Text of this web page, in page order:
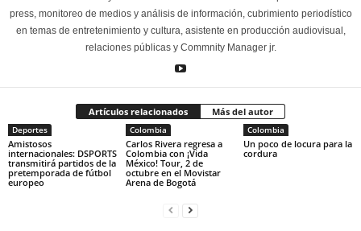
press, monitoreo de medios y análisis de información, cubrimiento periodístico
en temas de entretenimiento y cultura, asistente en producción audiovisual,
relaciones públicas y Commnity Manager jr.
Artículos relacionados Más del autor
Deportes
Amistosos
internacionales: DSPORTS
transmitirá partidos de la
pretemporada de fútbol
europeo
Colombia
Carlos Rivera regresa a
Colombia con ¡Vida
México! Tour, 2 de
octubre en el Movistar
Arena de Bogotá
Colombia
Un poco de locura para la
cordura